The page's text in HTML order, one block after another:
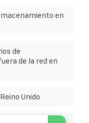
en
de
de la red en
Unido